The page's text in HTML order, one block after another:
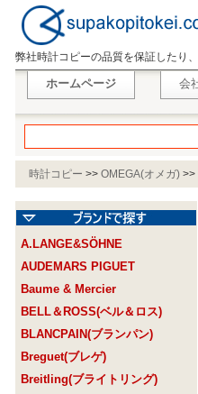
弊社時計コピーの品質を保証したり
ホームページ 会
時計コピー >> OMEGA(オメガ) >>
A.LANGE&SÖHNE
AUDEMARS PIGUET
Baume & Mercier
BELL＆ROSS(ベル＆ロス)
BLANCPAIN(ブランパン)
Breguet(ブレゲ)
Breitling(ブライトリング)